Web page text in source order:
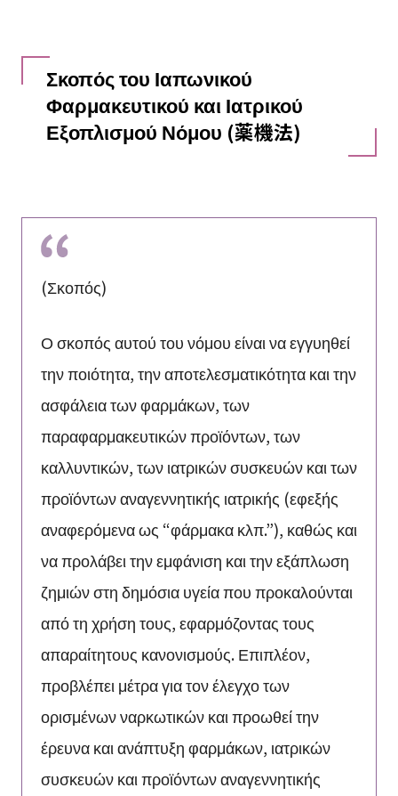
Σκοπός του Ιαπωνικού
Φαρμακευτικού και Ιατρικού
Εξοπλισμού Νόμου (薬機法)
(Σκοπός)
Ο σκοπός αυτού του νόμου είναι να εγγυηθεί
την ποιότητα, την αποτελεσματικότητα και την
ασφάλεια των φαρμάκων, των
παραφαρμακευτικών προϊόντων, των
καλλυντικών, των ιατρικών συσκευών και των
προϊόντων αναγεννητικής ιατρικής (εφεξής
αναφερόμενα ως “φάρμακα κλπ.”), καθώς και
να προλάβει την εμφάνιση και την εξάπλωση
ζημιών στη δημόσια υγεία που προκαλούνται
από τη χρήση τους, εφαρμόζοντας τους
απαραίτητους κανονισμούς. Επιπλέον,
προβλέπει μέτρα για τον έλεγχο των
ορισμένων ναρκωτικών και προωθεί την
έρευνα και ανάπτυξη φαρμάκων, ιατρικών
συσκευών και προϊόντων αναγεννητικής